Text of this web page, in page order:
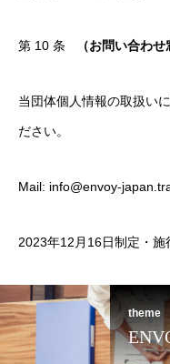
第 10 条 （お問い合わせ
当団体個人情報の取扱い
ださい。
Mail: info@envoy-
2023年12月16日制定・施
theme